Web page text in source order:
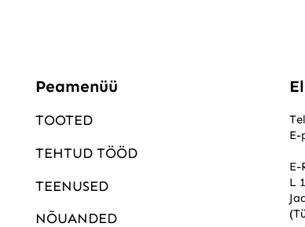
Peamenüü
TOOTED
TEHTUD TÖÖD
TEENUSED
NÕUANDED
E-
L